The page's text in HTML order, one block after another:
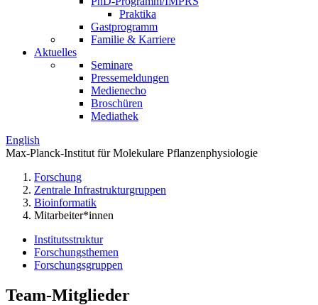
Praktika
Gastprogramm
Familie & Karriere
Aktuelles
Seminare
Pressemeldungen
Medienecho
Broschüren
Mediathek
English
Max-Planck-Institut für Molekulare Pflanzenphysiologie
Forschung
Zentrale Infrastrukturgruppen
Bioinformatik
Mitarbeiter*innen
Institutsstruktur
Forschungsthemen
Forschungsgruppen
Team-Mitglieder